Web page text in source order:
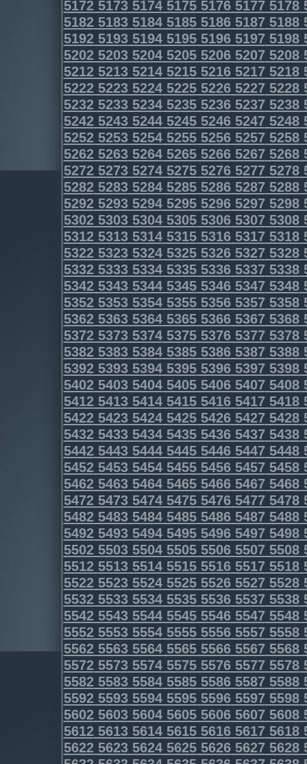
5172517351745175517651775178
5182518351845185518651875188
5192519351945195519651975198
5202520352045205520652075208
5212521352145215521652175218
5222522352245225522652275228
5232523352345235523652375238
5242524352445245524652475248
5252525352545255525652575258
5262526352645265526652675268
5272527352745275527652775278
5282528352845285528652875288
5292529352945295529652975298
5302530353045305530653075308
5312531353145315531653175318
5322532353245325532653275328
5332533353345335533653375338
5342534353445345534653475348
5352535353545355535653575358
5362536353645365536653675368
5372537353745375537653775378
5382538353845385538653875388
5392539353945395539653975398
5402540354045405540654075408
5412541354145415541654175418
5422542354245425542654275428
5432543354345435543654375438
5442544354445445544654475448
5452545354545455545654575458
5462546354645465546654675468
5472547354745475547654775478
5482548354845485548654875488
5492549354945495549654975498
5502550355045505550655075508
5512551355145515551655175518
5522552355245525552655275528
5532553355345535553655375538
5542554355445545554655475548
5552555355545555555655575558
5562556355645565556655675568
5572557355745575557655775578
5582558355845585558655875588
5592559355945595559655975598
5602560356045605560656075608
5612561356145615561656175618
5622562356245625562656275628